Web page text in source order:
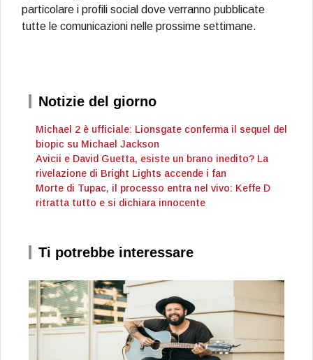
particolare i profili social dove verranno pubblicate
tutte le comunicazioni nelle prossime settimane.
Notizie del giorno
Michael 2 è ufficiale: Lionsgate conferma il sequel del
biopic su Michael Jackson
Avicii e David Guetta, esiste un brano inedito? La
rivelazione di Bright Lights accende i fan
Morte di Tupac, il processo entra nel vivo: Keffe D
ritratta tutto e si dichiara innocente
Ti potrebbe interessare